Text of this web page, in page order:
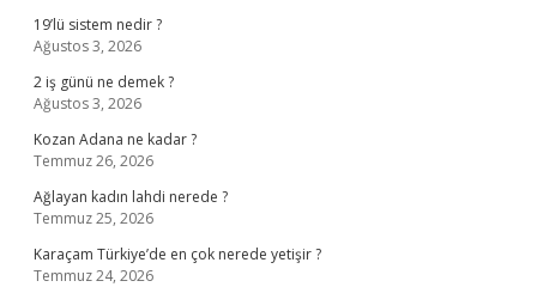
19’lü sistem nedir ?
Ağustos 3, 2026
2 iş günü ne demek ?
Ağustos 3, 2026
Kozan Adana ne kadar ?
Temmuz 26, 2026
Ağlayan kadın lahdi nerede ?
Temmuz 25, 2026
Karaçam Türkiye’de en çok nerede yetişir ?
Temmuz 24, 2026